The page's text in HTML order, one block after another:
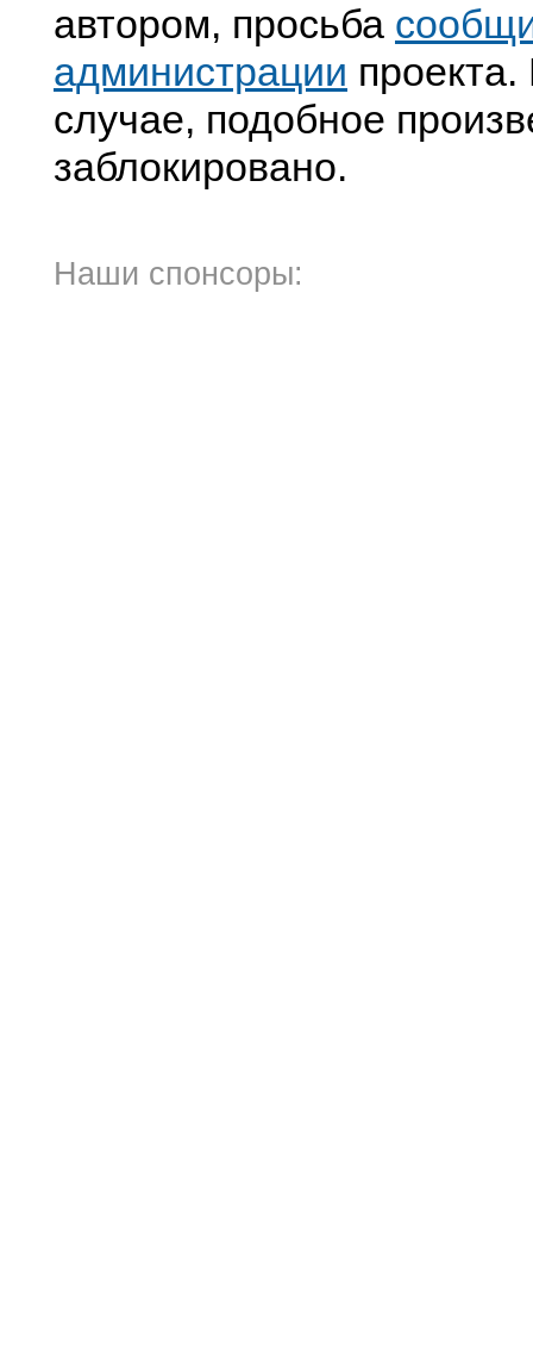
автором, просьба
администрации
случае, подобное
заблокировано.
Наши спонсоры: